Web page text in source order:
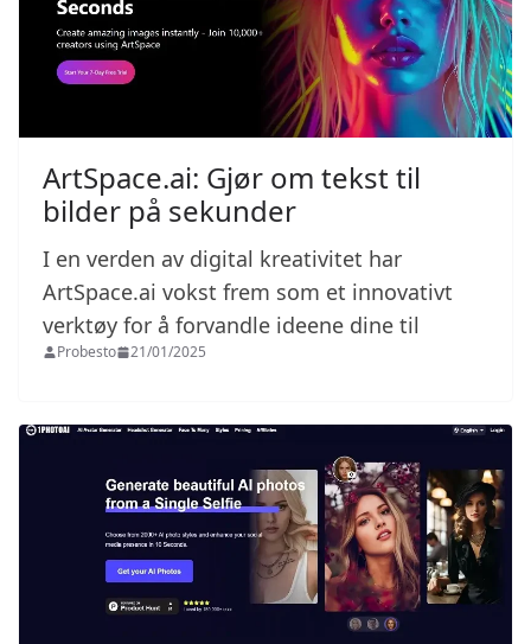
ArtSpace.ai: Gjør om tekst til
bilder på sekunder
I en verden av digital kreativitet har
ArtSpace.ai vokst frem som et innovativt
verktøy for å forvandle ideene dine til
Probesto 21/01/2025